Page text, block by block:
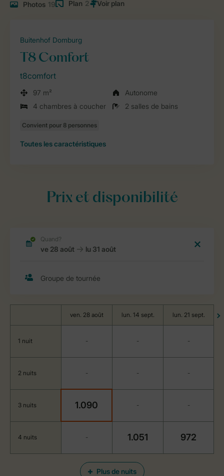
Photos 19 Plan 2
Buitenhof Domburg
T8 Comfort
t8comfort
97 m²
Autonome
4 chambres à coucher
2 salles de bains
Toutes les caractéristiques
Prix et disponibilité
Plus de nuits
ven. 28 août lun. 14 sept. lun. 21 sept.
1 nuit - - -
2 nuits - - -
3 nuits 1.090 - -
4 nuits - 1.051 972